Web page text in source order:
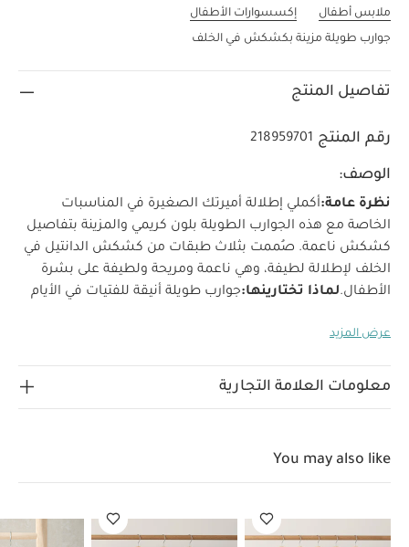
ملابس أطفال
إكسسوارات الأطفال
جوارب طويلة مزينة بكشكش في الخلف
تفاصيل المنتج
رقم المنتج 218959701
الوصف:
نظرة عامة:أكملي إطلالة أميرتك الصغيرة في المناسبات
الخاصة مع هذه الجوارب الطويلة بلون كريمي والمزينة بتفاصيل
كشكش ناعمة. صُممت بثلاث طبقات من كشكش الدانتيل في
الخلف لإطلالة لطيفة، وهي ناعمة ومريحة ولطيفة على بشرة
الأطفال.لماذا تختارينها:جوارب طويلة أنيقة للفتيات في الأيام
ومريحة للارتداء
تستخدم المبيّضاتلا تُكوى لا تُنظف جافًا
فراولة لغينغز، وقبعة
عرض المزيد
معلومات العلامة التجارية
You may also like